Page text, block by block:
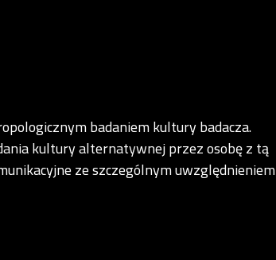
badaniem kultury badacza.
kultury alternatywnej przez osobę z tą
ze szczególnym uwzględnieniem